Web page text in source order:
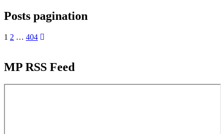
Posts pagination
1 2 … 404
MP RSS Feed